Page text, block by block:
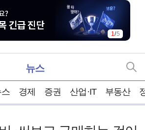
1/5
뉴스
경제 증권 산업·IT 부동산